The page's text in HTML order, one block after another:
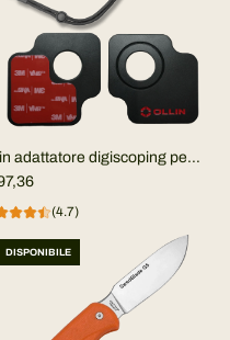
adattatore digiscoping per
universale (KIT
(4.7)
DISPONIBILE